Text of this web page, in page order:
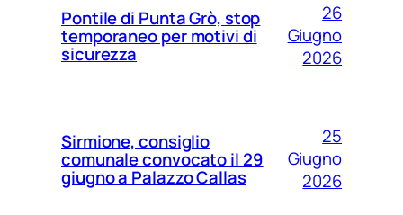
Pontile di Punta Grò, stop
temporaneo per motivi di
sicurezza
26
Giugno
2026
Sirmione, consiglio
comunale convocato il 29
giugno a Palazzo Callas
25
Giugno
2026